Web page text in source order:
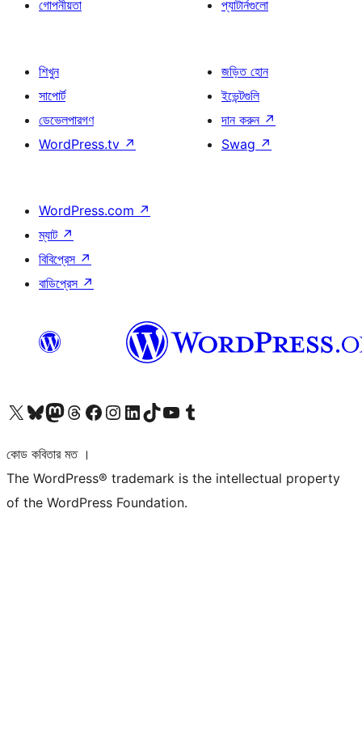
গোপনীয়তা
প্যাটার্নগুলো
শিখুন
সাপোর্ট
ডেভেলপারগণ
WordPress.tv ↗
জড়িত হোন
ইভেন্টগুলি
দান করুন ↗
Swag ↗
WordPress.com ↗
ম্যাট ↗
বিবিপ্রেস ↗
বাডিপ্রেস ↗
আমাদের X (আগের টুইটার) অ্যাকাউন্টে যানআমাদের Bluesky অ্যাকাউন্টটি দেখুনআমাদের মাস্টোডন অ্যাকাউন্টটি দেখুনআমাদের থ্রেডস অ্যাকাউন্টটি দেখুনআমাদের ফেসবুক পেজ দেখুনআমাদের ইন্সটাগ্রাম অ্যাকাউন্ট দেখুনআমাদের লিঙ্কডইন অ্যাকাউন্টে যানআমাদের TikTok অ্যাকাউন্টটি দেখুনআমাদের ইউটিউব চ্যানেলে যান আমাদের টাম্বলার অ্যাকাউন্ট দেখুন
কোড কবিতার মত ।
The WordPress® trademark is the intellectual property
of the WordPress Foundation.